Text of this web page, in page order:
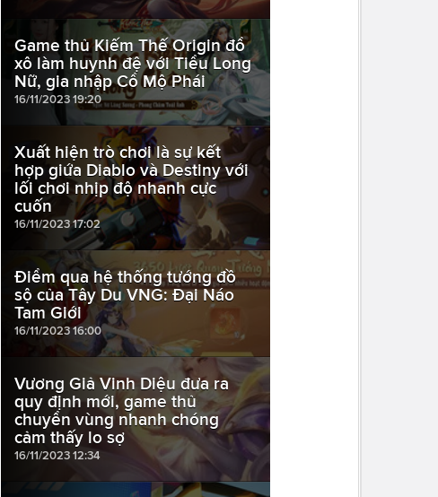
Game thủ Kiếm Thế Origin đổ
xô làm huynh đệ với Tiểu Long
Nữ, gia nhập Cổ Mộ Phái
16/11/2023 19:20
Xuất hiện trò chơi là sự kết
hợp giứa Diablo và Destiny với
lối chơi nhịp độ nhanh cực
cuốn
16/11/2023 17:02
Điểm qua hệ thống tướng đồ
sộ của Tây Du VNG: Đại Náo
Tam Giới
16/11/2023 16:00
Vương Giả Vinh Diệu đưa ra
quy định mới, game thủ
chuyển vùng nhanh chóng
cảm thấy lo sợ
16/11/2023 12:34